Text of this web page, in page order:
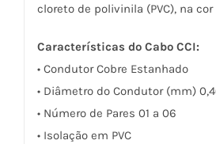
cloreto de polivinila (PVC), na cor
Características do Cabo CCI:
• Condutor Cobre Estanhado
• Diâmetro do Condutor (mm)
• Número de Pares 01 a 06
• Isolação em PVC